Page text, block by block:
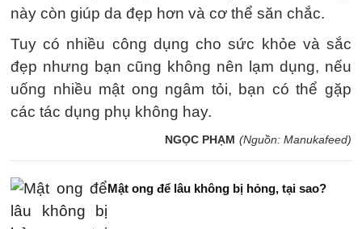
này còn giúp da đẹp hơn và cơ thể săn chắc.
Tuy có nhiều công dụng cho sức khỏe và sắc
đẹp nhưng bạn cũng không nên lạm dụng, nếu
uống nhiều mật ong ngâm tỏi, bạn có thể gặp
các tác dụng phụ không hay.
NGỌC PHẠM (Nguồn: Manukafeed)
Mật ong để lâu không bị hỏng, tại sao?